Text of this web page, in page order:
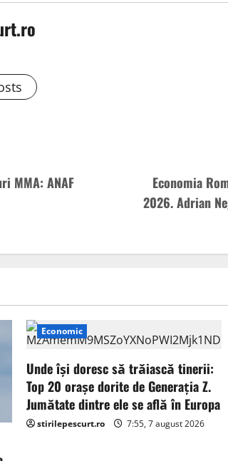
MMA: ANAF
Economia
2026. Adrian
Economic
Unde își doresc să trăiască tinerii:
Top 20 orașe dorite de Generația Z.
Jumătate dintre ele se află în Europa
stirilepescurt.ro 7:55, 7 august 2026